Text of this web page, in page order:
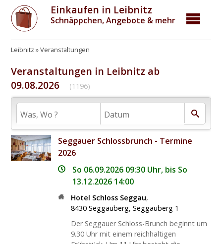
Einkaufen in Leibnitz
Schnäppchen, Angebote & mehr
Leibnitz Veranstaltungen
Veranstaltungen in Leibnitz ab
09.08.2026
(1196)
Seggauer Schlossbrunch - Termine
2026
So 06.09.2026 09:30 Uhr, bis So
13.12.2026 14:00
Hotel Schloss Seggau,
8430 Seggauberg, Seggauberg 1
Der Seggauer Schloss-Brunch beginnt um
9.30 Uhr mit einem reichhaltigen